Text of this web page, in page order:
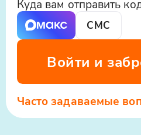
Куда вам отправить
СМС
Войти и
Часто задаваемые